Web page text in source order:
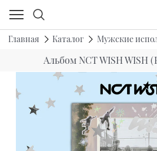
Главная Каталог Мужские
Альбом NCT WISH WISH